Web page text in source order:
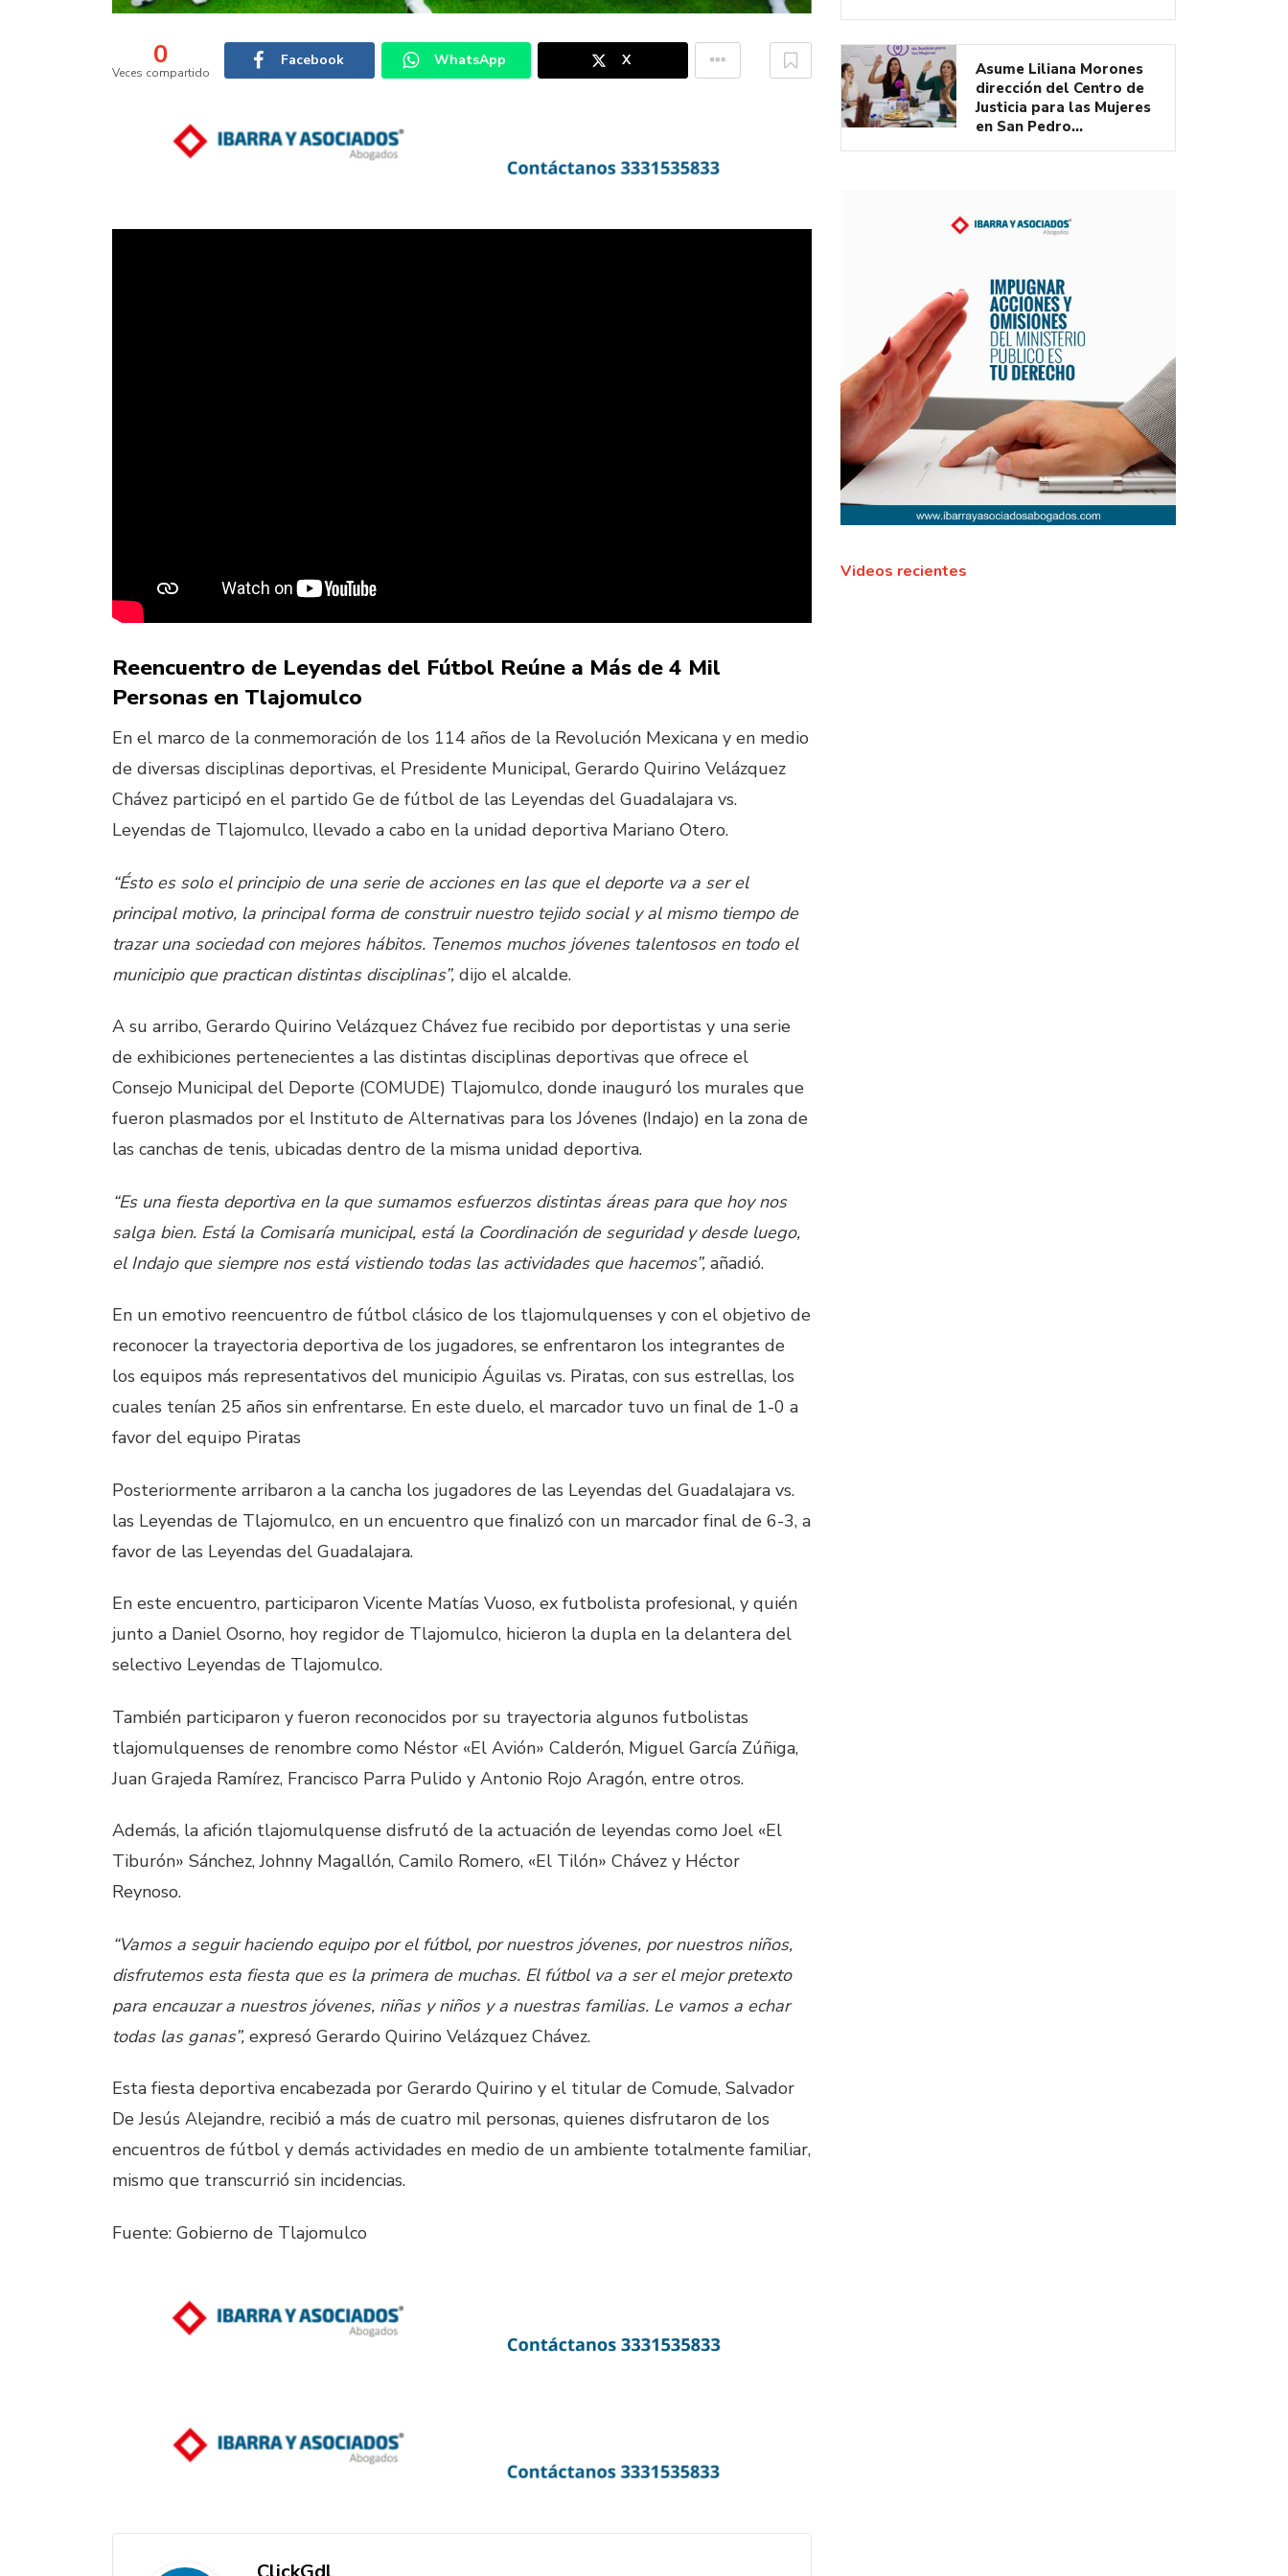
0
Veces compartido
Facebook WhatsApp X
Reencuentro de Leyendas del Fútbol Reúne a Más de 4 Mil
Personas en Tlajomulco
En el marco de la conmemoración de los 114 años de la Revolución Mexicana y en medio
de diversas disciplinas deportivas, el Presidente Municipal, Gerardo Quirino Velázquez
Chávez participó en el partido Ge de fútbol de las Leyendas del Guadalajara vs.
Leyendas de Tlajomulco, llevado a cabo en la unidad deportiva Mariano Otero.
“Ésto es solo el principio de una serie de acciones en las que el deporte va a ser el
principal motivo, la principal forma de construir nuestro tejido social y al mismo tiempo de
trazar una sociedad con mejores hábitos. Tenemos muchos jóvenes talentosos en todo el
municipio que practican distintas disciplinas”,dijo el alcalde.
A su arribo, Gerardo Quirino Velázquez Chávez fue recibido por deportistas y una serie
de exhibiciones pertenecientes a las distintas disciplinas deportivas que ofrece el
Consejo Municipal del Deporte (COMUDE) Tlajomulco, donde inauguró los murales que
fueron plasmados por el Instituto de Alternativas para los Jóvenes (Indajo) en la zona de
las canchas de tenis, ubicadas dentro de la misma unidad deportiva.
“Es una fiesta deportiva en la que sumamos esfuerzos distintas áreas para que hoy nos
salga bien. Está la Comisaría municipal, está la Coordinación de seguridad y desde luego,
el Indajo que siempre nos está vistiendo todas las actividades que hacemos”,añadió.
En un emotivo reencuentro de fútbol clásico de los tlajomulquenses y con el objetivo de
reconocer la trayectoria deportiva de los jugadores, se enfrentaron los integrantes de
los equipos más representativos del municipio Águilas vs. Piratas, con sus estrellas, los
cuales tenían 25 años sin enfrentarse. En este duelo, el marcador tuvo un final de 1-0 a
favor del equipo Piratas
Posteriormente arribaron a la cancha los jugadores de las Leyendas del Guadalajara vs.
las Leyendas de Tlajomulco, en un encuentro que finalizó con un marcador final de 6-3, a
favor de las Leyendas del Guadalajara.
En este encuentro, participaron Vicente Matías Vuoso, ex futbolista profesional, y quién
junto a Daniel Osorno, hoy regidor de Tlajomulco, hicieron la dupla en la delantera del
selectivo Leyendas de Tlajomulco.
También participaron y fueron reconocidos por su trayectoria algunos futbolistas
tlajomulquenses de renombre como Néstor «El Avión» Calderón, Miguel García Zúñiga,
Juan Grajeda Ramírez, Francisco Parra Pulido y Antonio Rojo Aragón, entre otros.
Además, la afición tlajomulquense disfrutó de la actuación de leyendas como Joel «El
Tiburón» Sánchez, Johnny Magallón, Camilo Romero, «El Tilón» Chávez y Héctor
Reynoso.
“Vamos a seguir haciendo equipo por el fútbol, por nuestros jóvenes, por nuestros niños,
disfrutemos esta fiesta que es la primera de muchas. El fútbol va a ser el mejor pretexto
para encauzar a nuestros jóvenes, niñas y niños y a nuestras familias. Le vamos a echar
todas las ganas”,expresó Gerardo Quirino Velázquez Chávez.
Esta fiesta deportiva encabezada por Gerardo Quirino y el titular de Comude, Salvador
De Jesús Alejandre, recibió a más de cuatro mil personas, quienes disfrutaron de los
encuentros de fútbol y demás actividades en medio de un ambiente totalmente familiar,
mismo que transcurrió sin incidencias.
Fuente: Gobierno de Tlajomulco
Asume Liliana Morones
dirección del Centro de
Justicia para las Mujeres
en San Pedro…
Videos recientes